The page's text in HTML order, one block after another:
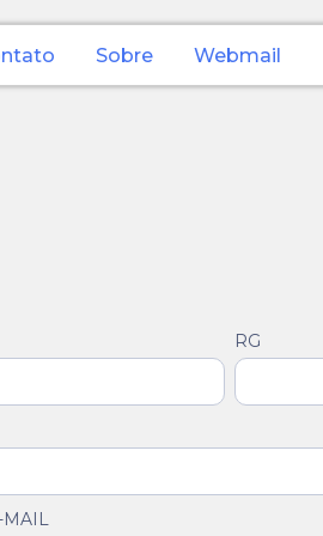
Sobre Webmail
RG
MAIL